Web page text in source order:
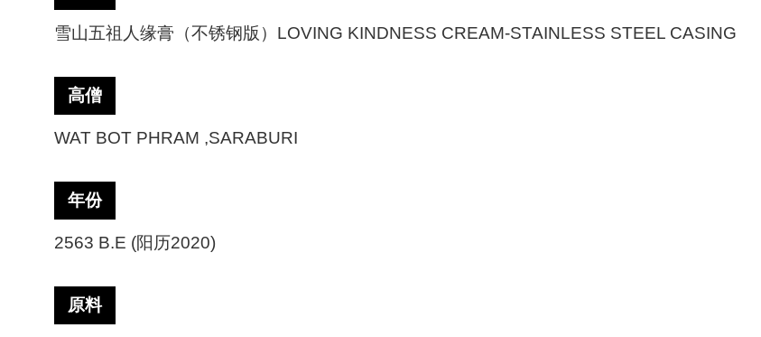
雪山五祖人缘膏（不锈钢版） LOVING KINDNESS CREAM-STAINLESS STEEL CASING
高僧
WAT BOT PHRAM ,SARABURI
年份
2563 B.E (阳历2020)
原料